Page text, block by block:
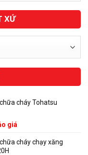
XỨ
cháy Tohatsu
giá
cháy chạy xăng